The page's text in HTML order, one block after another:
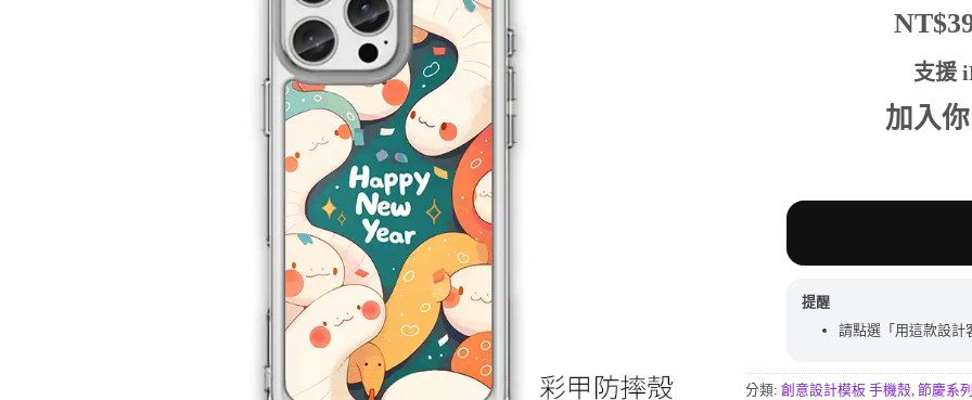
NT$590。
支援
加入
提醒
請點選「用這款設計
分類: 創意設計模板 手機殼, 節慶系列